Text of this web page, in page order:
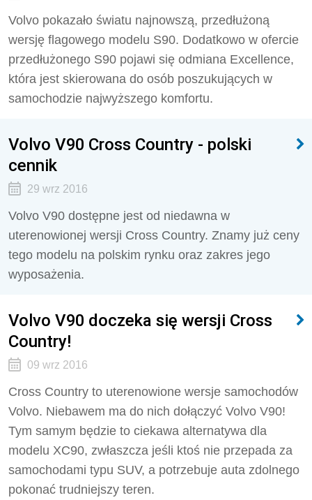
Volvo pokazało światu najnowszą, przedłużoną
wersję flagowego modelu S90. Dodatkowo w ofercie
przedłużonego S90 pojawi się odmiana Excellence,
która jest skierowana do osób poszukujących w
samochodzie najwyższego komfortu.
Volvo V90 Cross Country - polski
cennik
29 wrz 2016
Volvo V90 dostępne jest od niedawna w
uterenowionej wersji Cross Country. Znamy już ceny
tego modelu na polskim rynku oraz zakres jego
wyposażenia.
Volvo V90 doczeka się wersji Cross
Country!
09 wrz 2016
Cross Country to uterenowione wersje samochodów
Volvo. Niebawem ma do nich dołączyć Volvo V90!
Tym samym będzie to ciekawa alternatywa dla
modelu XC90, zwłaszcza jeśli ktoś nie przepada za
samochodami typu SUV, a potrzebuje auta zdolnego
pokonać trudniejszy teren.